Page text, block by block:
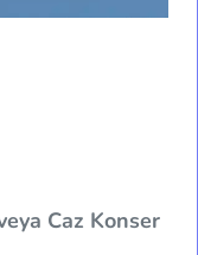
Caz Konser